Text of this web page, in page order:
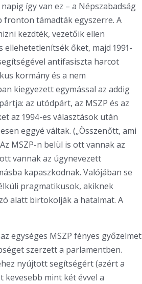
így van ez – a Népszabadság
fronton támadták egyszerre. A
kezdték, vezetőik ellen
ellehetetlenítsék őket, majd 1991-
antifasiszta harcot
kormány és a nem
kiegyezett egymással az addig
az utódpárt, az MSZP és az
az 1994-es választások után
eggyé váltak. („Összenőtt, ami
MSZP-n belül is ott vannak az
vannak az úgynevezett
kapaszkodnak. Valójában se
pragmatikusok, akiknek
alatt birtokolják a hatalmat. A
egységes MSZP fényes győzelmet
szerzett a parlamentben.
nyújtott segítségért (azért a
kevesebb mint két évvel a